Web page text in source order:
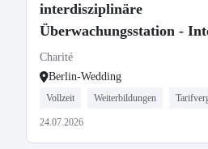
interdisziplinäre
Überwachungsstation -
Care
Charité
Berlin-Wedding
Vollzeit Weiterbildungen
24.07.2026